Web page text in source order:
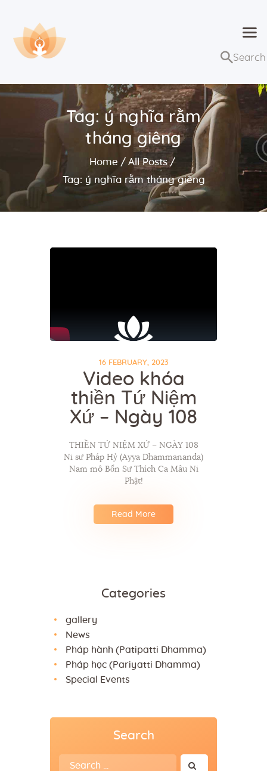
Tag: ý nghĩa rằm
tháng giêng
Home
All Posts
Tag: ý nghĩa rằm tháng giêng
Trang chủ
Bài giảng
Lớp học và sự kiện
Về Dhammaduta
16 FEBRUARY, 2023
Video khóa
thiền Tứ Niệm
Xứ – Ngày 108
THIỀN TỨ NIỆM XỨ – NGÀY 108
Ni sư Pháp Hỷ (Ayya Dhammananda)
Nam mô Bổn Sư Thích Ca Mâu Ni
Phật!
Read More
Categories
gallery
News
Pháp hành (Patipatti Dhamma)
Pháp học (Pariyatti Dhamma)
Special Events
Search
Search